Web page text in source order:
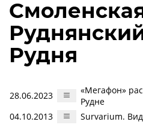
Рудня
28.06.2023
«Мегафон»
Рудне
04.10.2013
Survarium.